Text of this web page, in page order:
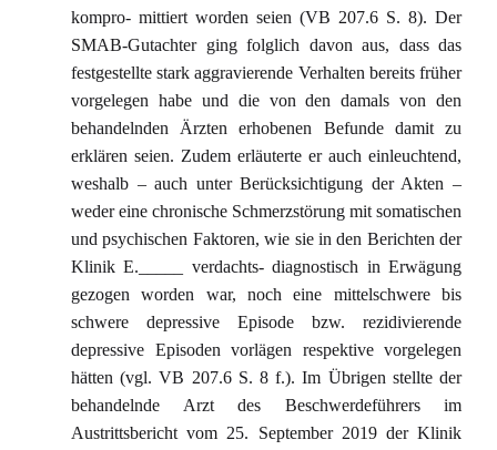
kompro- mittiert worden seien (VB 207.6 S. 8). Der
SMAB-Gutachter ging folglich davon aus, dass das
festgestellte stark aggravierende Verhalten bereits früher
vorgelegen habe und die von den damals von den
behandelnden Ärzten erhobenen Befunde damit zu
erklären seien. Zudem erläuterte er auch einleuchtend,
weshalb – auch unter Berücksichtigung der Akten –
weder eine chronische Schmerzstörung mit somatischen
und psychischen Faktoren, wie sie in den Berichten der
Klinik E._____ verdachts- diagnostisch in Erwägung
gezogen worden war, noch eine mittelschwere bis
schwere depressive Episode bzw. rezidivierende
depressive Episoden vorlägen respektive vorgelegen
hätten (vgl. VB 207.6 S. 8 f.). Im Übrigen stellte der
behandelnde Arzt des Beschwerdeführers im
Austrittsbericht vom 25. September 2019 der Klinik